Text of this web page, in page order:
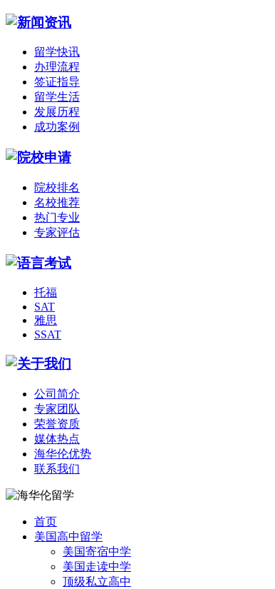
留学快讯
办理流程
签证指导
留学生活
发展历程
成功案例
院校排名
名校推荐
热门专业
专家评估
托福
SAT
雅思
SSAT
公司简介
专家团队
荣誉资质
媒体热点
海华伦优势
联系我们
首页
美国高中留学
美国寄宿中学
美国走读中学
顶级私立高中